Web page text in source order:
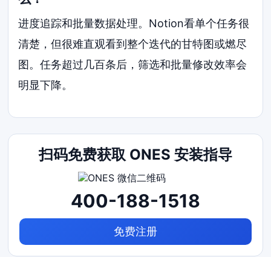
进度追踪和批量数据处理。Notion看单个任务很
清楚，但很难直观看到整个迭代的甘特图或燃尽
图。任务超过几百条后，筛选和批量修改效率会
明显下降。
扫码免费获取 ONES 安装指导
400-188-1518
免费注册